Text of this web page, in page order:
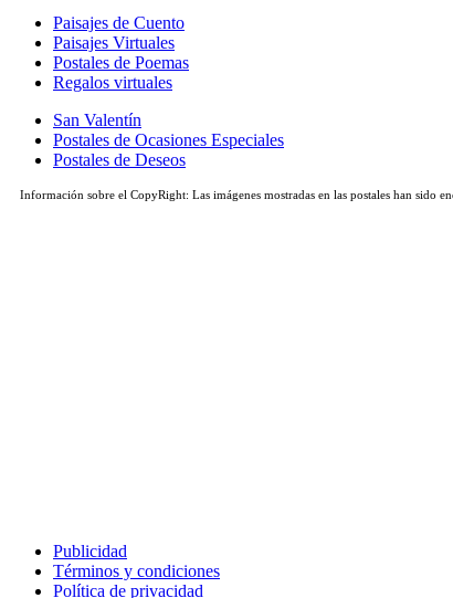
Paisajes de Cuento
Paisajes Virtuales
Postales de Poemas
Regalos virtuales
San Valentín
Postales de Ocasiones Especiales
Postales de Deseos
Información sobre el CopyRight: Las imágenes mostradas en las postales han sido
Publicidad
Términos y condiciones
Política de privacidad